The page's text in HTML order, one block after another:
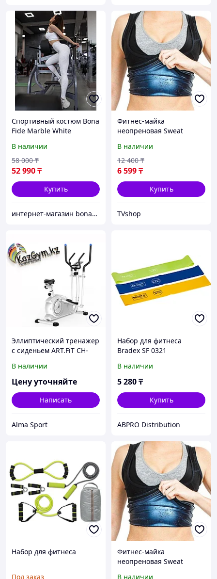
Спортивный костюм Bona
Fide Marble White
В наличии
52 990₸
58 000 ₸
Купить
интернет-магазин bonafide_almaty
Фитнес-майка
неопреновая Sweat
для женщин (S-M)
В наличии
6 599₸
12 400 ₸
Купить
TVshop
Эллиптический тренажер
с сиденьем ART.FiT CH-
В наличии
Цену уточняйте
Написать
Alma Sport
Набор для фитнеса
Bradex SF 0321
В наличии
5 280₸
Купить
ABPRO Distribution
Набор для фитнеса
Под заказ
Фитнес-майка
неопреновая Sweat
В наличии